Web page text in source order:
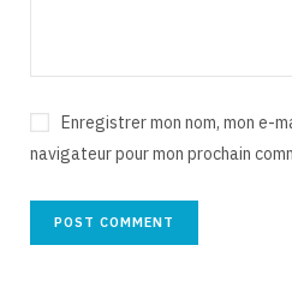
Enregistrer mon nom, mon e-
navigateur pour mon prochain